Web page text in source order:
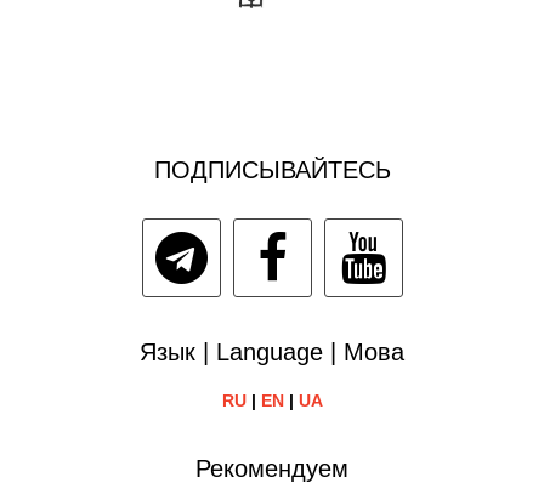
ПОДПИСЫВАЙТЕСЬ
Язык | Language | Мова
RU| EN| UA
Рекомендуем